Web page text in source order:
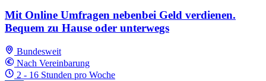
Mit Online Umfragen nebenbei Geld verdienen.
Bequem zu Hause oder unterwegs
Bundesweit
Nach Vereinbarung
2 - 16 Stunden pro Woche